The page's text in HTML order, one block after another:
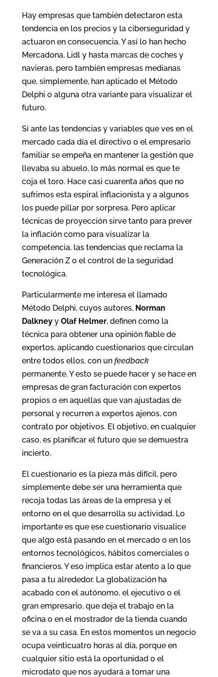
Hay empresas que también detectaron esta
tendencia en los precios y la ciberseguridad y
actuaron en consecuencia. Y así lo han hecho
Mercadona, Lidl y hasta marcas de coches y
navieras, pero también empresas medianas
que, simplemente, han aplicado el Método
Delphi o alguna otra variante para visualizar el
futuro.
Si ante las tendencias y variables que ves en el
mercado cada día el directivo o el empresario
familiar se empeña en mantener la gestión que
llevaba su abuelo, lo más normal es que te
coja el toro. Hace casi cuarenta años que no
sufrimos esta espiral inflacionista y a algunos
los puede pillar por sorpresa. Pero aplicar
técnicas de proyección sirve tanto para prever
la inflación como para visualizar la
competencia, las tendencias que reclama la
Generación Z o el control de la seguridad
tecnológica.
Particularmente me interesa el llamado
Método Delphi, cuyos autores, Norman
Dalkneyy Olaf Helmer, definen como la
técnica para obtener una opinión fiable de
expertos, aplicando cuestionarios que circulan
entre todos ellos, con un feedback
permanente. Y esto se puede hacer y se hace en
empresas de gran facturación con expertos
propios o en aquellas que van ajustadas de
personal y recurren a expertos ajenos, con
contrato por objetivos. El objetivo, en cualquier
caso, es planificar el futuro que se demuestra
incierto.
El cuestionario es la pieza más difícil, pero
simplemente debe ser una herramienta que
recoja todas las áreas de la empresa y el
entorno en el que desarrolla su actividad. Lo
importante es que ese cuestionario visualice
que algo está pasando en el mercado o en los
entornos tecnológicos, hábitos comerciales o
financieros. Y eso implica estar atento a lo que
pasa a tu alrededor. La globalización ha
acabado con el autónomo, el ejecutivo o el
gran empresario, que deja el trabajo en la
oficina o en el mostrador de la tienda cuando
se va a su casa. En estos momentos un negocio
ocupa veinticuatro horas al día, porque en
cualquier sitio está la oportunidad o el
microdato que nos ayudará a tomar una